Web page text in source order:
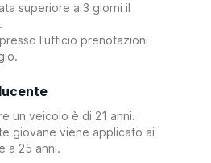
superiore a 3 giorni il
l'ufficio prenotazioni
un veicolo è di 21 anni.
giovane viene applicato ai
a 25 anni.